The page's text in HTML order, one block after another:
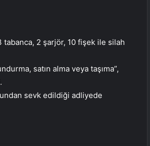
tabanca, 2 şarjör, 10 fişek ile silah
satın alma veya taşıma”,
sevk edildiği adliyede